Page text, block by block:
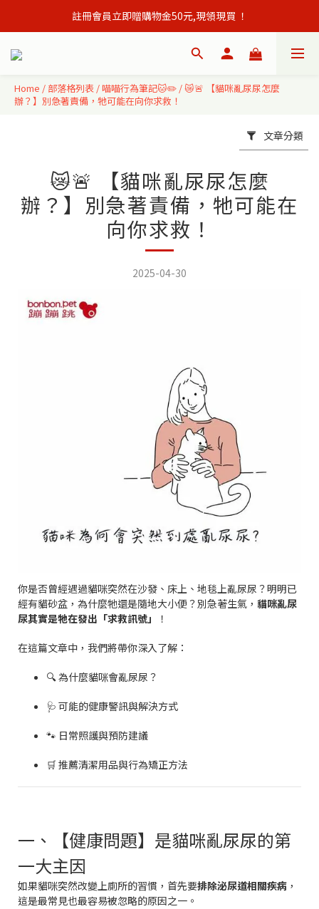
會員單筆訂單滿500元免運出貨！
註冊會員立即贈購物金50元,現領現買 ！
會員單筆訂單滿500元免運出貨！
Home / 部落格列表 /喵喵行為筆記🐱✏️ /😿🚨 【貓咪亂尿尿怎麼
辦？】別急著責備，牠可能在向你求救！
文章分類
😿🚨 【貓咪亂尿尿怎麼
辦？】別急著責備，牠可能在
向你求救！
2025-04-30
你是否曾經遇過貓咪突然在沙發、床上、地毯上亂尿尿？明明已
經有貓砂盆，為什麼牠還是隨地大小便？別急著生氣， 貓咪亂尿
尿其實是牠在發出「求救訊號」
！
在這篇文章中，我們將帶你深入了解：
🔍 為什麼貓咪會亂尿尿？
🩺 可能的健康警訊與解決方式
🐾 日常照護與預防建議
🛒 推薦清潔用品與行為矯正方法
一、【健康問題】是貓咪亂尿尿的第
一大主因
如果貓咪突然改變上廁所的習慣，首先要排除泌尿道相關疾病 ，
這是最常見也最容易被忽略的原因之一。